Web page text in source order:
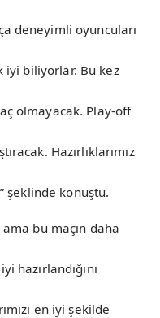
deneyimli oyuncuları
iyi biliyorlar. Bu kez
olmayacak. Play-off
Hazırlıklarımız
şeklinde konuştu.
ama bu maçın daha
hazırlandığını
en iyi şekilde